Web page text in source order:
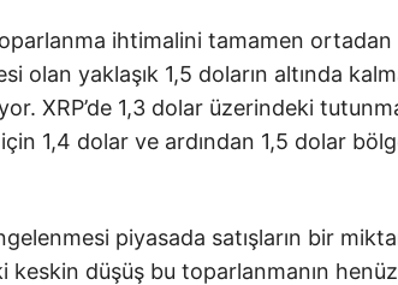
ihtimalini tamamen ortadan
yaklaşık 1,5 doların altında
XRP’de 1,3 dolar üzerindeki
1,4 dolar ve ardından 1,5 dolar
piyasada satışların bir miktar
keskin düşüş bu toparlanmanın